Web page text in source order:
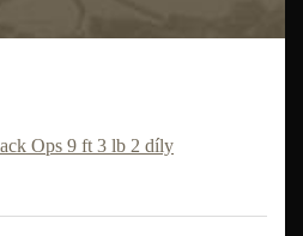
Ops 9 ft 3 lb 2 díly